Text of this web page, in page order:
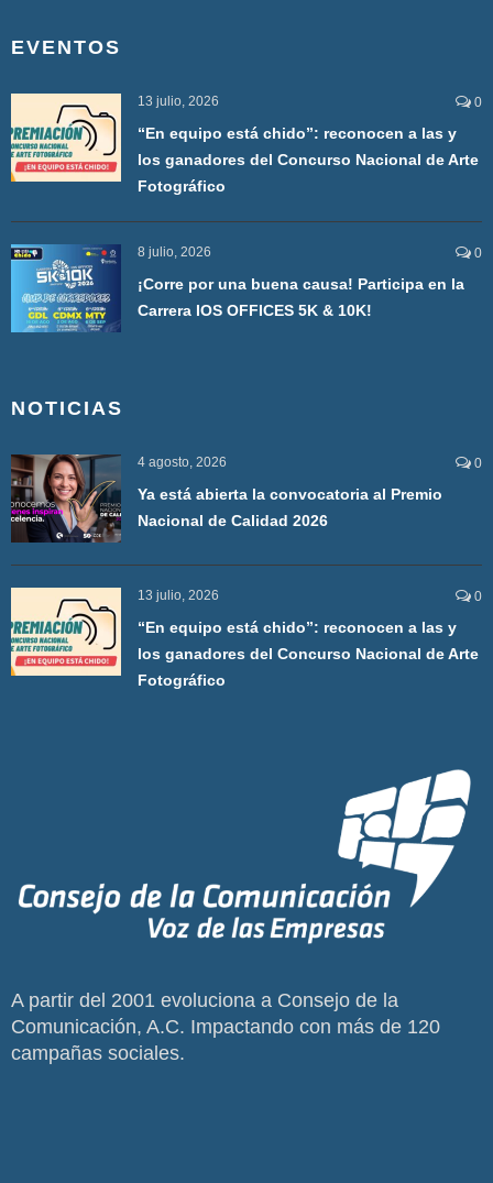
EVENTOS
13 julio, 2026 0
“En equipo está chido”: reconocen a las y
los ganadores del Concurso Nacional de Arte
Fotográfico
8 julio, 2026 0
¡Corre por una buena causa! Participa en la
Carrera IOS OFFICES 5K & 10K!
NOTICIAS
4 agosto, 2026 0
Ya está abierta la convocatoria al Premio
Nacional de Calidad 2026
13 julio, 2026 0
“En equipo está chido”: reconocen a las y
los ganadores del Concurso Nacional de Arte
Fotográfico
A partir del 2001 evoluciona a Consejo de la
Comunicación, A.C. Impactando con más de 120
campañas sociales.